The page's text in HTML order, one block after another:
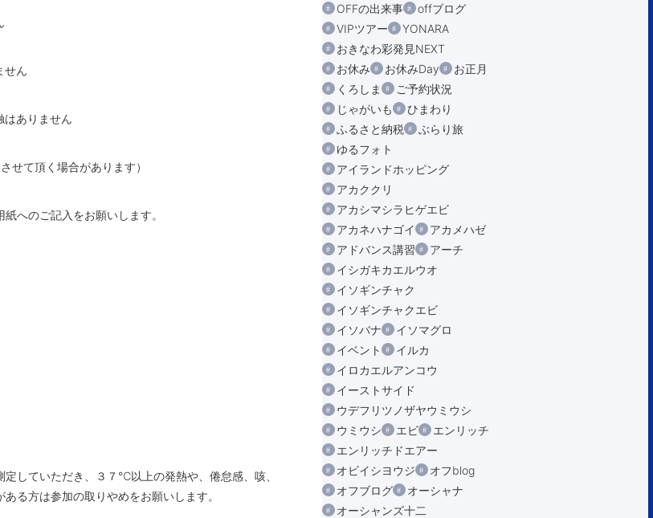
せん
ありません
せて頂く場合があります）
へのご記入をお願いします。
していただき、３７℃以上の発熱や、倦怠感、咳、
る方は参加の取りやめをお願いします。
OFFの出来事
offブログ
VIPツアー
YONARA
おきなわ彩発見NEXT
お休み
お休みDay
お正月
くろしま
ご予約状況
じゃがいも
ひまわり
ふるさと納税
ぶらり旅
ゆるフォト
アイランドホッピング
アカククリ
アカシマシラヒゲエビ
アカネハナゴイ
アカメハゼ
アドバンス講習
アーチ
イシガキカエルウオ
イソギンチャク
イソギンチャクエビ
イソバナ
イソマグロ
イベント
イルカ
イロカエルアンコウ
イーストサイド
ウデフリツノザヤウミウシ
ウミウシ
エビ
エンリッチ
エンリッチドエアー
オビイシヨウジ
オフblog
オフブログ
オーシャナ
オーシャンズ十二